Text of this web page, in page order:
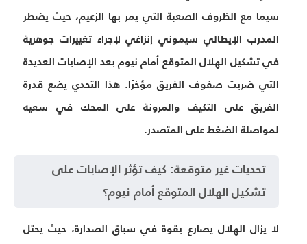
سيما مع الظروف الصعبة التي يمر بها الزعيم، حيث يضطر
المدرب الإيطالي سيموني إنزاغي لإجراء تغييرات جوهرية
فيتشكيل الهلال المتوقع أمام نيوم بعد الإصاباتالعديدة
التي ضربت صفوف الفريق مؤخرًا. هذا التحدي يضع قدرة
الفريق على التكيف والمرونة على المحك في سعيه
لمواصلة الضغط على المتصدر.
تحديات غير متوقعة: كيف تؤثر الإصابات على
تشكيل الهلال المتوقع أمام نيوم؟
لا يزال الهلال يصارع بقوة في سباق الصدارة، حيث يحتل